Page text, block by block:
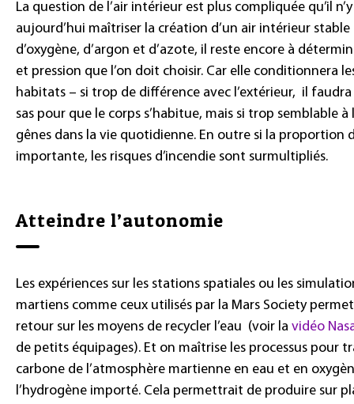
La question de l’air intérieur est plus compliquée qu’il
aujourd’hui maîtriser la création d’un air intérieur
d’oxygène, d’argon et d’azote, il reste encore à
et pression que l’on doit choisir. Car elle conditionnera
habitats – si trop de différence avec l’extérieur, il
sas pour que le corps s’habitue, mais si trop semblable
gênes dans la vie quotidienne. En outre si la proportion
importante, les risques d’incendie sont surmultipliés.
Atteindre l’autonomie
Les expériences sur les stations spatiales ou les
martiens comme ceux utilisés par la Mars Society
retour sur les moyens de recycler l’eau (voir la vidéo
de petits équipages). Et on maîtrise les processus pour
carbone de l’atmosphère martienne en eau et en
l’hydrogène importé. Cela permettrait de produire sur